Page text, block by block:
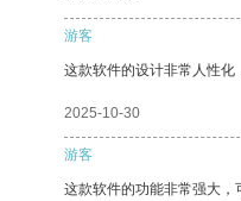
游客
这款软件的设计非常人性化
2025-10-30
游客
这款软件的功能非常强大，